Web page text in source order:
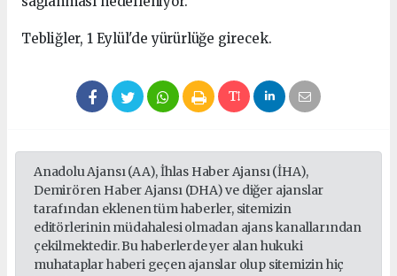
Tebliğler, 1 Eylül'de yürürlüğe girecek.
Anadolu Ajansı (AA), İhlas Haber Ajansı (İHA),
Demirören Haber Ajansı (DHA) ve diğer ajanslar
tarafından eklenen tüm haberler, sitemizin
editörlerinin müdahalesi olmadan ajans kanallarından
çekilmektedir. Bu haberlerde yer alan hukuki
muhataplar haberi geçen ajanslar olup sitemizin hiç